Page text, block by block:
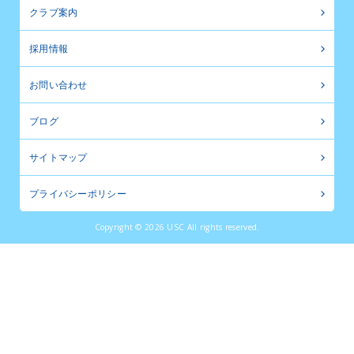
クラブ案内
採用情報
お問い合わせ
ブログ
サイトマップ
プライバシーポリシー
Copyright © 2026 USC All rights reserved.